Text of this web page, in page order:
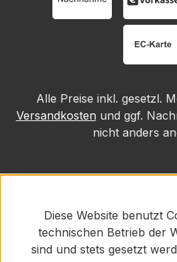
Alle Preise inkl. gesetzl.
Versandkosten und ggf.
nicht anders
Diese Website benutzt
technischen Betrieb der
sind und stets gesetzt